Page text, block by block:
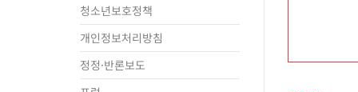
청소년보호정책
개인정보처리방침
정정·반론보도